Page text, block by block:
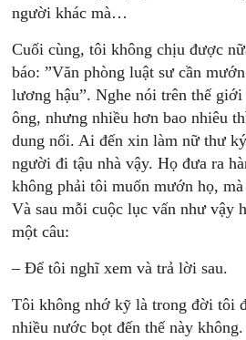
người khác mà…
Cuối cùng, tôi không chịu được
báo: ”Văn phòng luật sư cần
lương hậu”. Nghe nói trên thế giới
ông, nhưng nhiều hơn bao nhiêu
dung nổi. Ai đến xin làm nữ thư
người đi tậu nhà vậy. Họ đưa ra
không phải tôi muốn mướn họ,
Và sau mỗi cuộc lục vấn như vậy
một câu:
– Để tôi nghĩ xem và trả lời sau.
Tôi không nhớ kỹ là trong đời tôi
nhiều nước bọt đến thế này